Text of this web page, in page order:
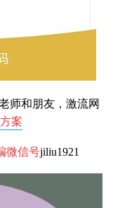
师和朋友，激流网
案
微信号jiliu1921